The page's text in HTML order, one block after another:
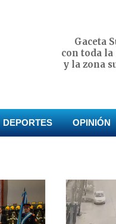
Gaceta
con toda
y la zona
DEPORTES OPINIÓN